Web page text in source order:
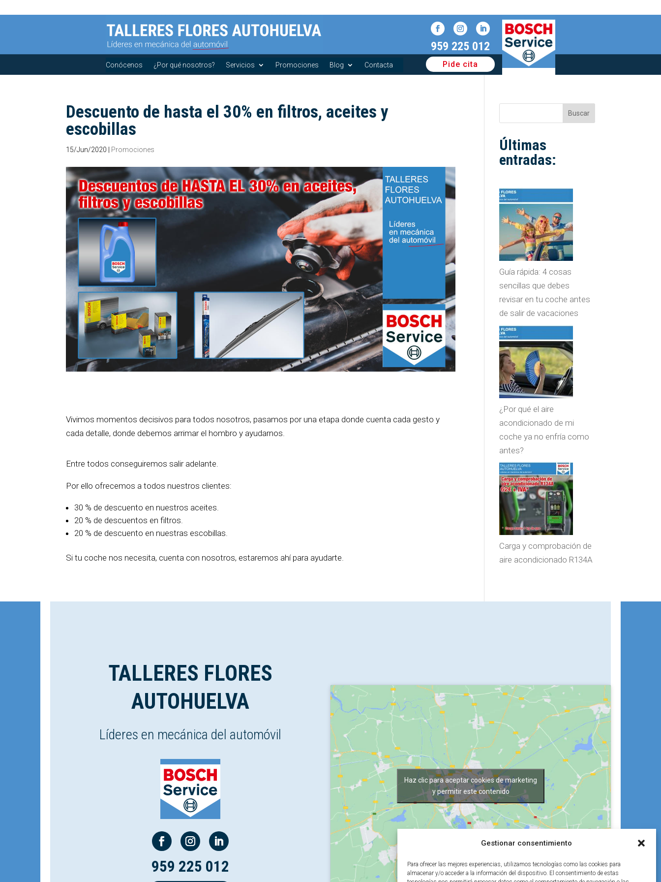
Gestionar consentimiento
Para ofrecer las mejores experiencias, utilizamos tecnologías como las cookies para
almacenar y/o acceder a la información del dispositivo. El consentimiento de estas
Conócenos ¿Por qué nosotros? Servicios Promociones Blog Contacta
959 225 012
Pide cita
Descuento de hasta el 30% en filtros, aceites y
escobillas
15/Jun/2020 Promociones
Vivimos momentos decisivos para todos nosotros, pasamos por una etapa donde cuenta cada gesto y
cada detalle, donde debemos arrimar el hombro y ayudarnos.
Entre todos conseguiremos salir adelante.
Por ello ofrecemos a todos nuestros clientes:
30 % de descuento en nuestros aceites.
20 % de descuentos en filtros.
20 % de descuento en nuestras escobillas.
Si tu coche nos necesita, cuenta con nosotros, estaremos ahí para ayudarte.
Buscar
Últimas
entradas:
Guía rápida: 4 cosas
sencillas que debes
revisar en tu coche antes
de salir de vacaciones
¿Por qué el aire
acondicionado de mi
coche ya no enfría como
antes?
Carga y comprobación de
aire acondicionado R134A
TALLERES FLORES
AUTOHUELVA
Líderes en mecánica del automóvil
959 225 012
Haz clic para aceptar cookies de marketing
y permitir este contenido